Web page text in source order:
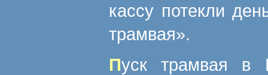
кассу потекли
трамвая».
Пуск трамвая в Царицыне состоялся 9